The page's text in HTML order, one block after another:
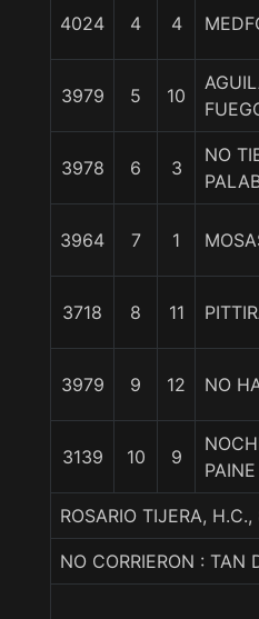
4024 4 4
3979 5 10
3978 6 3
NO
3964 7 1
3718 8 11
3979 9 12 NO
3139 10 9
PAINE
ROSARIO TIJERA,
NO CORRIERON : TAN